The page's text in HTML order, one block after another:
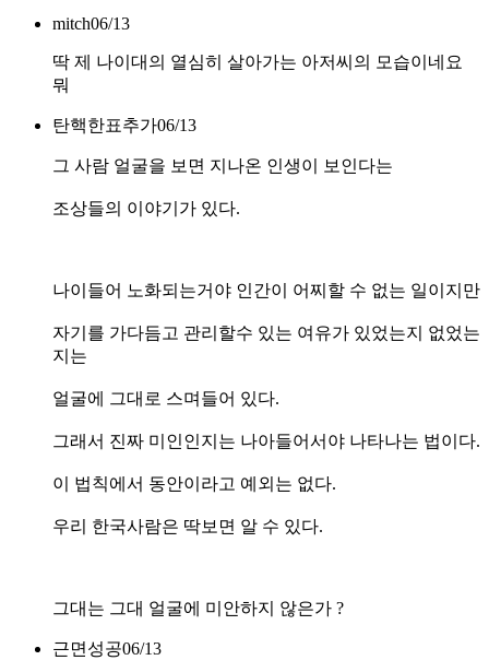
mitch06/13
딱 제 나이대의 열심히 살아가는 아저씨의 모습이네요
뭐
탄핵한표추가06/13
그 사람 얼굴을 보면 지나온 인생이 보인다는
조상들의 이야기가 있다.
나이들어 노화되는거야 인간이 어찌할 수 없는 일이지만
자기를 가다듬고 관리할수 있는 여유가 있었는지 없었는
지는
얼굴에 그대로 스며들어 있다.
그래서 진짜 미인인지는 나아들어서야 나타나는 법이다.
이 법칙에서 동안이라고 예외는 없다.
우리 한국사람은 딱보면 알 수 있다.
그대는 그대 얼굴에 미안하지 않은가 ?
근면성공06/13